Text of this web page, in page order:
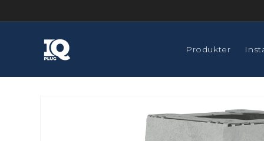
Produkter